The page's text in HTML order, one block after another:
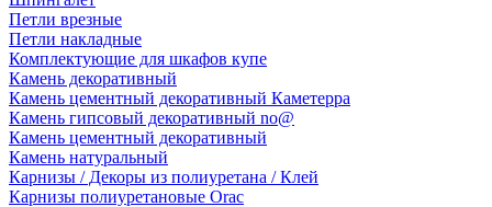
Петли врезные
Петли накладные
Комплектующие для шкафов купе
Камень декоративный
Камень цементный декоративный Каметерра
Камень гипсовый декоративный no@
Камень цементный декоративный
Камень натуральный
Карнизы / Декоры из полиуретана / Клей
Карнизы полиуретановые Orac